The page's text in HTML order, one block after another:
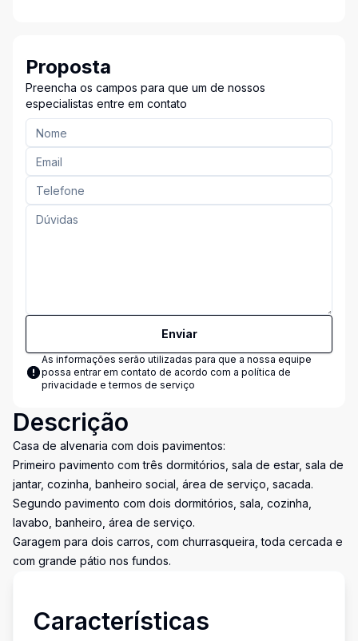
Proposta
Preencha os campos para que um de nossos
especialistas entre em contato
Enviar
As informações serão utilizadas para que a nossa equipe
possa entrar em contato de acordo com a política de
privacidade e termos de serviço
Descrição
Casa de alvenaria com dois pavimentos:
Primeiro pavimento com três dormitórios, sala de estar, sala de
jantar, cozinha, banheiro social, área de serviço, sacada.
Segundo pavimento com dois dormitórios, sala, cozinha,
lavabo, banheiro, área de serviço.
Garagem para dois carros, com churrasqueira, toda cercada e
com grande pátio nos fundos.
Características